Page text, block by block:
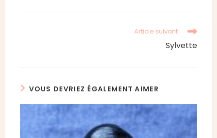
Article suivant
Sylvette
VOUS DEVRIEZ ÉGALEMENT AIMER